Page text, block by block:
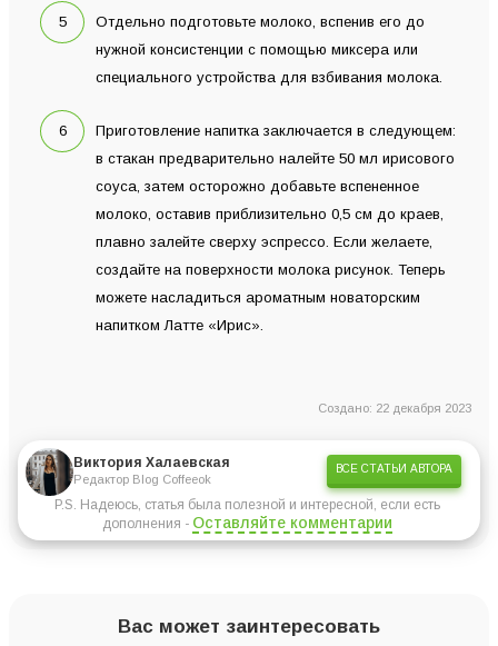
Отдельно подготовьте молоко, вспенив его до
нужной консистенции с помощью миксера или
специального устройства для взбивания молока.
Приготовление напитка заключается в следующем:
в стакан предварительно налейте 50 мл ирисового
соуса, затем осторожно добавьте вспененное
молоко, оставив приблизительно 0,5 см до краев,
плавно залейте сверху эспрессо. Если желаете,
создайте на поверхности молока рисунок. Теперь
можете насладиться ароматным новаторским
напитком Латте «Ирис».
Создано: 22 декабря 2023
Виктория Халаевская
Редактор Blog Coffeeok
ВСЕ СТАТЬИ АВТОРА
P.S. Надеюсь, статья была полезной и интересной, если есть
дополнения - Оставляйте комментарии
Вас может заинтересовать